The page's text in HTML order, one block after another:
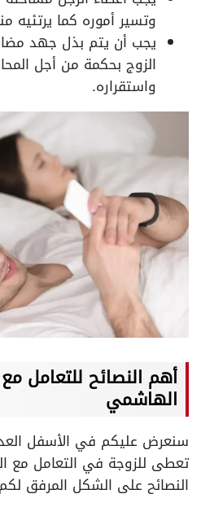
وتسير أموره كما يرتئيه
يجب أن يتم بذل جهد
الزوج بحكمة من أجل
واستقراره.
أهم النصائح للتعامل
الهاشمي
سنعرض عليكم في الأسفل
تعطى للزوجة في التعامل مع
النصائح على الشكل المرفق